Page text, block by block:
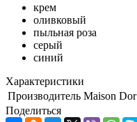
крем
оливковый
пыльная роза
серый
синий
Характеристики
Производитель Maison Dor
Поделиться